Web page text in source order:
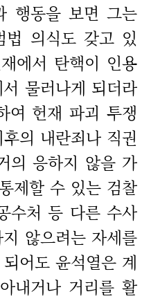
행동을 보면 그는
법 의식도 갖고 있
에서 탄핵이 인용
물러나게 되더라
여 헌재 파괴 투쟁
의 내란죄나 직권
의 응하지 않을 가
제할 수 있는 검찰
수처 등 다른 수사
않으려는 자세를
어도 윤석열은 계
내거나 거리를 활